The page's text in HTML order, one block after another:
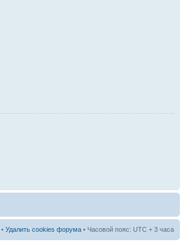
• Удалить cookies форума • Часовой пояс: UTC + 3 часа